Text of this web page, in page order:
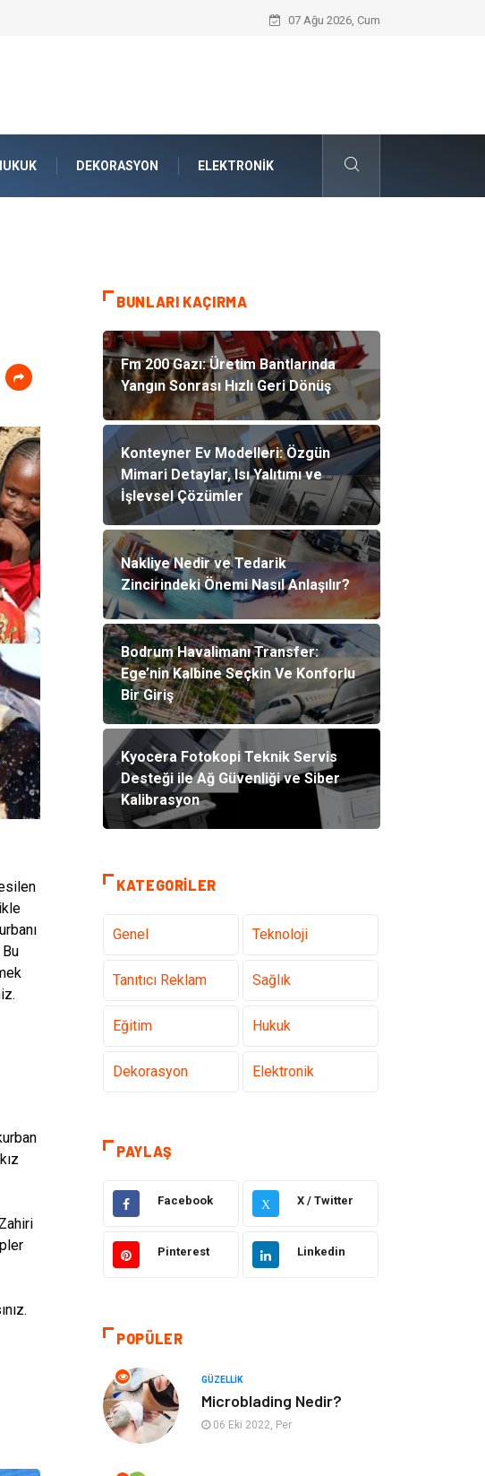
Nakliye Nedir ve Tedarik Zincirindeki
07 Ağu 2026, Cum
DEKORASYON ELEKTRONIK
BUNLARI KAÇIRMA
Fm 200 Gazı: Üretim Bantlarında
Yangın Sonrası Hızlı Geri Dönüş
Konteyner Ev Modelleri: Özgün
Mimari Detaylar, Isı Yalıtımı ve
İşlevsel Çözümler
Nakliye Nedir ve Tedarik
Zincirindeki Önemi Nasıl Anlaşılır?
Bodrum Havalimanı Transfer:
Ege’nin Kalbine Seçkin Ve Konforlu
Bir Giriş
Kyocera Fotokopi Teknik Servis
Desteği ile Ağ Güvenliği ve Siber
Kalibrasyon
KATEGORILER
Genel Teknoloji
Tanıtıcı Reklam Sağlık
Eğitim Hukuk
Dekorasyon Elektronik
Gıda
Sağlıklı Yaşam
Bilgisayar ve
Moda
Emlak Spor
PAYLAŞ
Facebook X X / Twitter
Pinterest Linkedin
POPÜLER
GÜZELLIK
Microblading Nedir?
06 Eki 2022, Per